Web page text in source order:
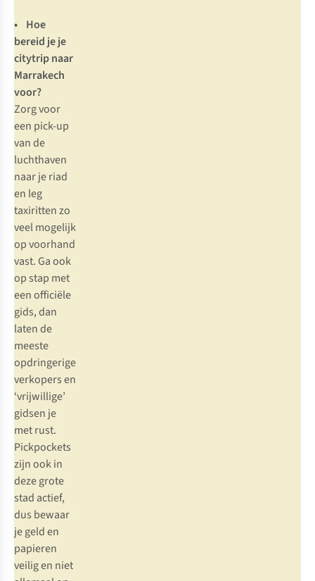
• Hoe
bereid je je
citytrip naar
Marrakech
voor?
Zorg voor
een pick-up
van de
luchthaven
naar je riad
en leg
taxiritten zo
veel mogelijk
op voorhand
vast. Ga ook
op stap met
een officiële
gids, dan
laten de
meeste
opdringerige
verkopers en
‘vrijwillige’
gidsen je
met rust.
Pickpockets
zijn ook in
deze grote
stad actief,
dus bewaar
je geld en
papieren
veilig en niet